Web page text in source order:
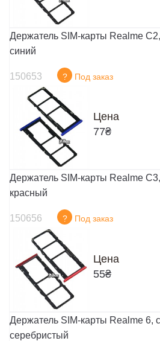
Держатель SIM-карты Realme
синий
150653 ? Под заказ
Цена
77₴
Держатель SIM-карты Realme
красный
150656 ? Под заказ
Цена
55₴
Держатель SIM-карты Realme 6,
серебристый